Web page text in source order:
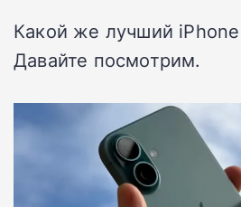
Какой же лучший
Давайте посмотрим.